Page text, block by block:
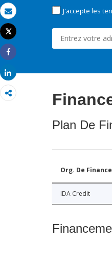
Email
Imprimer
Tweet
Share
Share
J'accepte les
Plan De
Org. De
IDA Credit